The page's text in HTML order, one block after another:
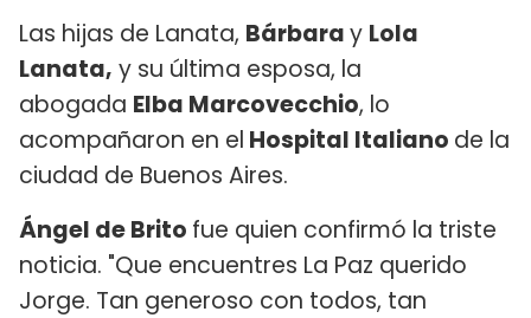
Las hijas de Lanata, Bárbaray Lola
Lanata, y su última esposa, la
abogada Elba Marcovecchio, lo
acompañaron en el Hospital Italiano de la
ciudad de Buenos Aires.
Ángel de Brito fue quien confirmó la triste
noticia. "Que encuentres La Paz querido
Jorge. Tan generoso con todos, tan